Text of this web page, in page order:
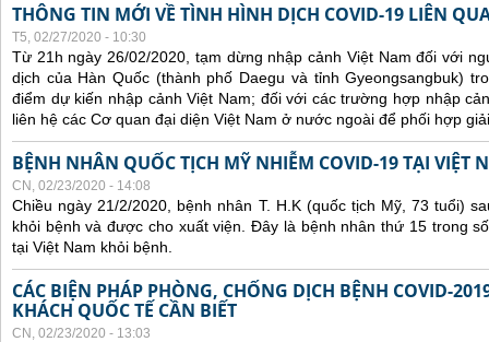
THÔNG TIN MỚI VỀ TÌNH HÌNH DỊCH COVID-19 LIÊN
T5, 02/27/2020 - 10:30
Từ 21h ngày 26/02/2020, tạm dừng nhập cảnh Việt Nam đối với
dịch của Hàn Quốc (thành phố Daegu và tỉnh Gyeongsangbuk)
điểm dự kiến nhập cảnh Việt Nam; đối với các trường hợp nhập
liên hệ các Cơ quan đại diện Việt Nam ở nước ngoài để phối hợp
BỆNH NHÂN QUỐC TỊCH MỸ NHIỄM COVID-19 TẠI VIỆT
CN, 02/23/2020 - 14:08
Chiều ngày 21/2/2020, bệnh nhân T. H.K (quốc tịch Mỹ, 73 tuổi)
khỏi bệnh và được cho xuất viện. Đây là bệnh nhân thứ 15 trong
tại Việt Nam khỏi bệnh.
CÁC BIỆN PHÁP PHÒNG, CHỐNG DỊCH BỆNH COVID-
KHÁCH QUỐC TẾ CẦN BIẾT
CN, 02/23/2020 - 13:03